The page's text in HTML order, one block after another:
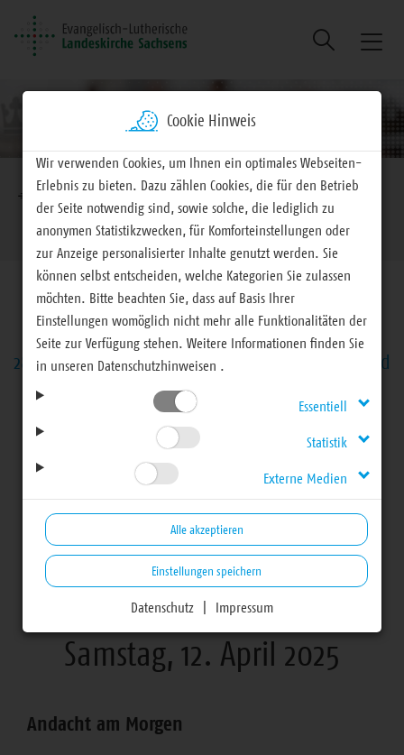
Suche
Brotkrumennavigation
EVLKS - engagiert Landeskirche
Landessynode
Samstag, 12. April 2025
28. Landessynode – Berichterstattung, Vorlagen und
Beschlüsse
28. Landessynode -
Frühjahrstagung 2025
Samstag, 12. April 2025
Andacht am Morgen
Cookie Hinweis
Wir verwenden Cookies, um Ihnen ein optimales Webseiten-
Erlebnis zu bieten. Dazu zählen Cookies, die für den Betrieb
der Seite notwendig sind, sowie solche, die lediglich zu
anonymen Statistikzwecken, für Komforteinstellungen oder
zur Anzeige personalisierter Inhalte genutzt werden. Sie
können selbst entscheiden, welche Kategorien Sie zulassen
möchten. Bitte beachten Sie, dass auf Basis Ihrer
Einstellungen womöglich nicht mehr alle Funktionalitäten der
Seite zur Verfügung stehen. Weitere Informationen finden Sie
in unseren Datenschutzhinweisen .
Essentiell
Statistik
Externe Medien
Alle akzeptieren
Einstellungen speichern
Datenschutz Impressum